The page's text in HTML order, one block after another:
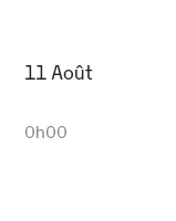
11 Août
0h00